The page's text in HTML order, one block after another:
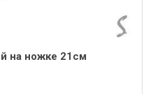
на ножке 21см